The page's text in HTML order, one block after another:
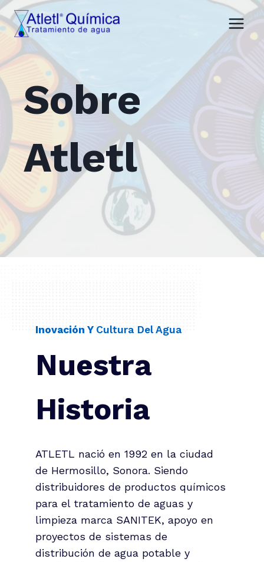
Saltar
al
contenido
Sobre
Atletl
Inovación Y Cultura Del Agua
Nuestra
Historia
ATLETL nació en 1992 en la ciudad
de Hermosillo, Sonora. Siendo
distribuidores de productos químicos
para el tratamiento de aguas y
limpieza marca SANITEK, apoyo en
proyectos de sistemas de
distribución de agua potable y